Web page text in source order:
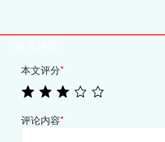
本文评分*
评论内容*